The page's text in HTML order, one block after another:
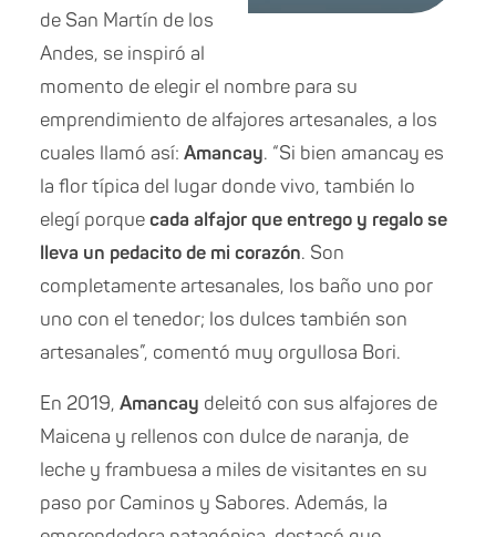
de San Martín de los
Andes, se inspiró al
momento de elegir el nombre para su
emprendimiento de alfajores artesanales, a los
cuales llamó así: Amancay. “Si bien amancay es
la flor típica del lugar donde vivo, también lo
elegí porquecada alfajor que entrego y regalo se
lleva un pedacito de mi corazón. Son
completamente artesanales, los baño uno por
uno con el tenedor; los dulces también son
artesanales”, comentó muy orgullosa Bori.
En 2019, Amancay deleitó con sus alfajores de
Maicena y rellenos con dulce de naranja, de
leche y frambuesa a miles de visitantes en su
paso por Caminos y Sabores. Además, la